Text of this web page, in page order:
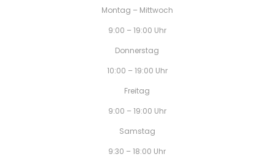
Montag – Mittwoch
9:00 – 19:00 Uhr
Donnerstag
10:00 – 19:00 Uhr
Freitag
9:00 – 19:00 Uhr
Samstag
9:30 – 18:00 Uhr